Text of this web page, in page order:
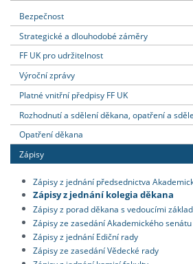
Bezpečnost
Strategické a dlouhodobé záměry
FF UK pro udržitelnost
Výroční zprávy
Platné vnitřní předpisy FF UK
Rozhodnutí a sdělení děkana, opatření a
Opatření děkana
Zápisy
Zápisy z jednání předsednictva
Zápisy z jednání kolegia děkana
Zápisy z porad děkana s vedoucími
Zápisy ze zasedání Akademického senátu
Zápisy z jednání Ediční rady
Zápisy ze zasedání Vědecké rady